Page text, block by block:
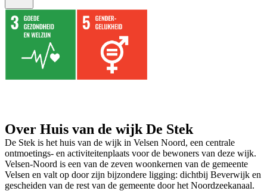
Over Huis van de wijk De Stek
De Stek is het huis van de wijk in Velsen Noord, een centrale
ontmoetings- en activiteitenplaats voor de bewoners van deze wijk.
Velsen-Noord is een van de zeven woonkernen van de gemeente
Velsen en valt op door zijn bijzondere ligging: dichtbij Beverwijk en
gescheiden van de rest van de gemeente door het Noordzeekanaal.